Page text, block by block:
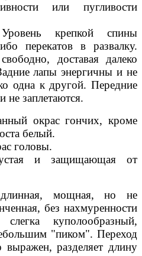
или пугливости
Уровень крепкой спины
перекатов в развалку.
доставая далеко
лапы энергичны и не
одна к другой. Передние
не заплетаются.
окрас гончих, кроме
белый.
головы.
и защищающая от
мощная, но не
без нахмуренности
куполообразный,
"пиком". Переход
разделяет длину